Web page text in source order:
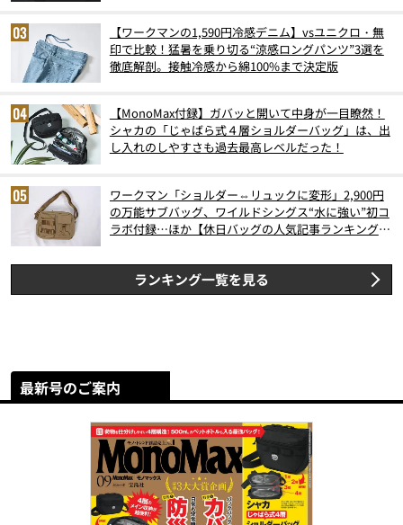
【ワークマンの1,590円冷感デニム】vsユニクロ・無
印で比較！猛暑を乗り切る“涼感ロングパンツ”3選を
徹底解剖。接触冷感から綿100%まで決定版
【MonoMax付録】ガバッと開いて中身が一目瞭然！
シャカの「じゃばら式４層ショルダーバッグ」は、出
し入れのしやすさも過去最高レベルだった！
ワークマン「ショルダー⇔リュックに変形」2,900円
の万能サブバッグ、ワイルドシングス“水に強い”初コ
ラボ付録…ほか【休日バッグの人気記事ランキングベ
ランキング一覧を見る
最新号のご案内